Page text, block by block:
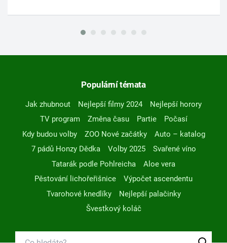
Populární témata
Jak zhubnout Nejlepší filmy 2024
Nejlepší horory
TV program
Změna času Partie
Počasí
Kdy budou volby
ZOO Nové začátky
Auto – katalog
7 pádů Honzy Dědka
Volby 2025
Svařené víno
Tatarák podle Pohlreicha
Aloe vera
Pěstování lichořeřišnice
Výpočet ascendentu
Tvarohové knedlíky
Nejlepší palačinky
Švestkový koláč